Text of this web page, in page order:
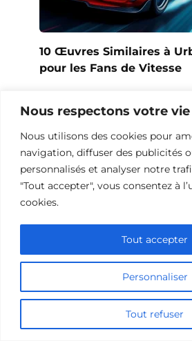
Nous respectons votre
Nous utilisons des cookies pour
navigation, diffuser des publicités
personnalisés et analyser notre
"Tout accepter", vous consentez à
cookies.
Personnaliser
Tout refuser
Tout accepter
10 Œuvres Similaires à
pour les Fans de Vitesse
Ajouter un
Name
Comment